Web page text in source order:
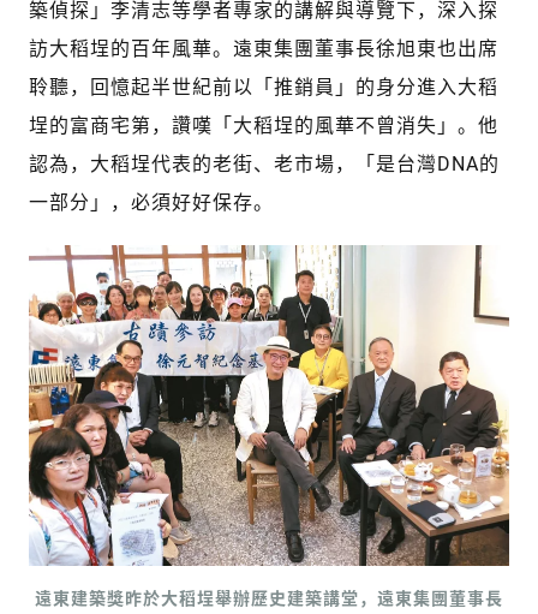
築偵探」李清志等學者專家的講解與導覽下，深入探
訪大稻埕的百年風華。遠東集團董事長徐旭東也出席
聆聽，回憶起半世紀前以「推銷員」的身分進入大稻
埕的富商宅第，讚嘆「大稻埕的風華不曾消失」。他
認為，大稻埕代表的老街、老市場，「是台灣DNA的
一部分」，必須好好保存。
遠東建築獎昨於大稻埕舉辦歷史建築講堂，遠東集團董事長